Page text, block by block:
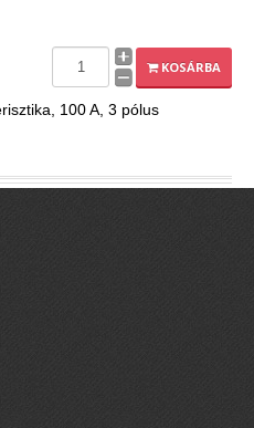
KOSÁRBA
100 A, 3 pólus